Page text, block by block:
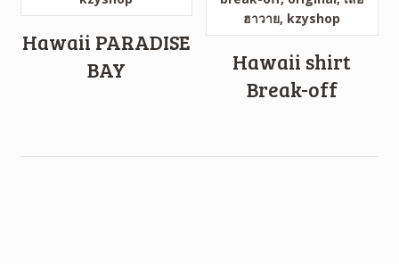
Hawaii PARADISE
BAY
Hawaii shirt
Break-off